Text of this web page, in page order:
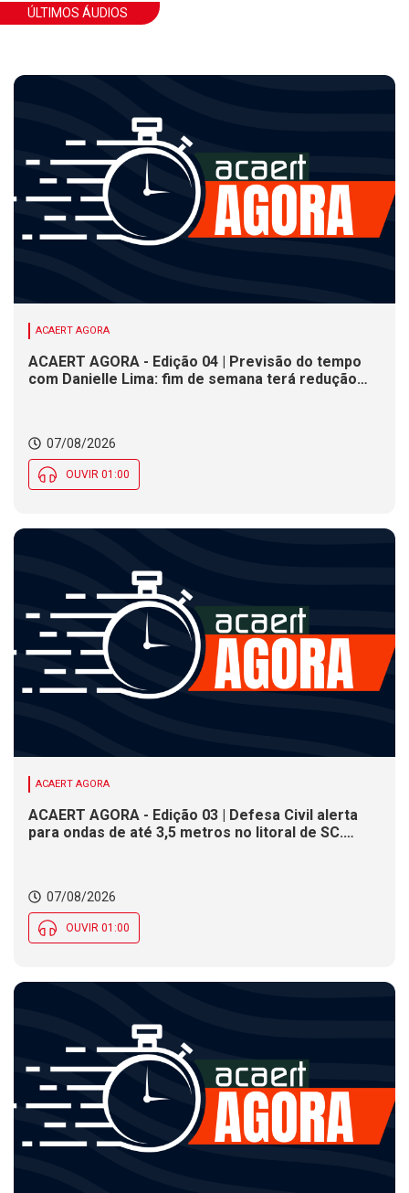
ÚLTIMOS ÁUDIOS
ACAERT AGORA
ACAERT AGORA - Edição 04 | Previsão do tempo
com Danielle Lima: fim de semana terá redução
07/08/2026
OUVIR 01:00
ACAERT AGORA
ACAERT AGORA - Edição 03 | Defesa Civil alerta
para ondas de até 3,5 metros no litoral de SC.
07/08/2026
OUVIR 01:00